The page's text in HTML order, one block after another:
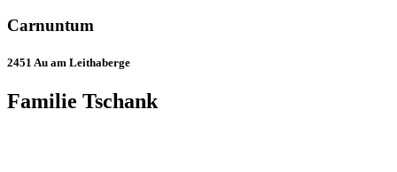
Carnuntum
2451 Au am Leithaberge
Familie Tschank